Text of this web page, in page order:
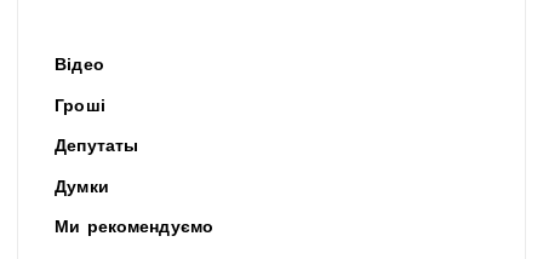
Відео
Гроші
Депутаты
Думки
Ми рекомендуємо